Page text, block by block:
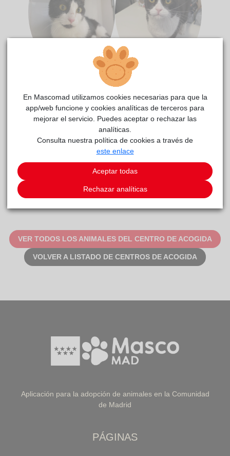
VER TODOS LOS ANIMALES DEL CENTRO DE ACOGIDA
VOLVER A LISTADO DE CENTROS DE ACOGIDA
Aplicación para la adopción de animales en la Comunidad
de Madrid
PÁGINAS
En Mascomad utilizamos cookies necesarias para que la
app/web funcione y cookies analíticas de terceros para
mejorar el servicio. Puedes aceptar o rechazar las
analíticas.
Consulta nuestra política de cookies a través de
este enlace
Aceptar todas
Rechazar analíticas